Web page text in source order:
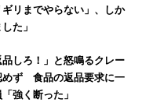
リまでやらない」、しか
た」
品しろ！」と怒鳴るクレー
めず 食品の返品要求に一
強く断った」